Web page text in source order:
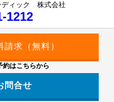
ディック 株式会社
1212
約はこちらから
問合せ